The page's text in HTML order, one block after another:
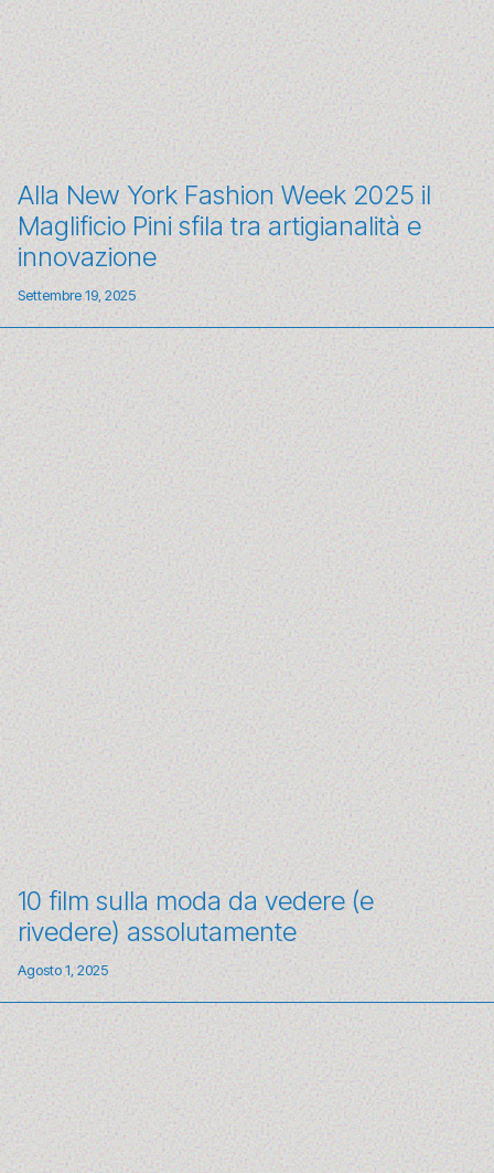
Alla New York Fashion Week 2025 il
Maglificio Pini sfila tra artigianalità e
innovazione
Settembre 19, 2025
10 film sulla moda da vedere (e
rivedere) assolutamente
Agosto 1, 2025